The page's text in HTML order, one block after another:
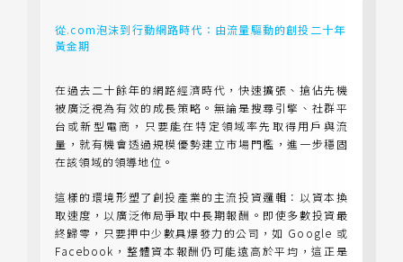
從.com泡沫到行動網路時代：由流量驅動的創投二十年
黃金期
在過去二十餘年的網路經濟時代，快速擴張、搶佔先機
被廣泛視為有效的成長策略。無論是搜尋引擎、社群平
台或新型電商，只要能在特定領域率先取得用戶與流
量，就有機會透過規模優勢建立市場門檻，進一步穩固
在該領域的領導地位。
這樣的環境形塑了創投產業的主流投資邏輯：以資本換
取速度，以廣泛佈局爭取中長期報酬。即使多數投資最
終歸零，只要押中少數具爆發力的公司，如 Google 或
Facebook，整體資本報酬仍可能遠高於平均，這正是